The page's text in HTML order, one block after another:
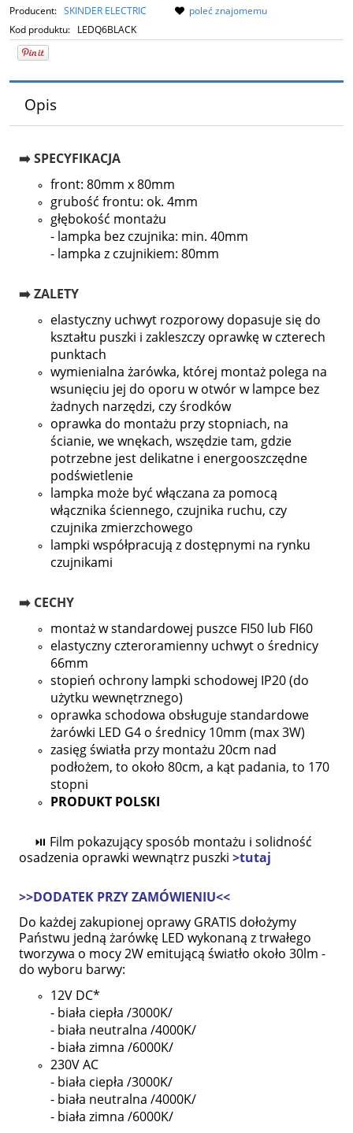
Producent: SKINDER ELECTRIC
Kod produktu: LEDQ6BLACK
poleć znajomemu
Opis
➡️ SPECYFIKACJA
front: 80mm x 80mm
grubość frontu: ok. 4mm
głębokość montażu
- lampka bez czujnika: min. 40mm
- lampka z czujnikiem: 80mm
➡️ ZALETY
elastyczny uchwyt rozporowy dopasuje się do
kształtu puszki i zakleszczy oprawkę w czterech
punktach
wymienialna żarówka, której montaż polega na
wsunięciu jej do oporu w otwór w lampce bez
żadnych narzędzi, czy środków
oprawka do montażu przy stopniach, na
ścianie, we wnękach, wszędzie tam, gdzie
potrzebne jest delikatne i energooszczędne
podświetlenie
lampka może być włączana za pomocą
włącznika ściennego, czujnika ruchu, czy
czujnika zmierzchowego
lampki współpracują z dostępnymi na rynku
czujnikami
➡️ CECHY
montaż w standardowej puszce FI50 lub FI60
elastyczny czteroramienny uchwyt o średnicy
66mm
stopień ochrony lampki schodowej IP20 (do
użytku wewnętrznego)
oprawka schodowa obsługuje standardowe
żarówki LED G4 o średnicy 10mm (max 3W)
zasięg światła przy montażu 20cm nad
podłożem, to około 80cm, a kąt padania, to 170
stopni
PRODUKT POLSKI
⏯ Film pokazujący sposób montażu i solidność
osadzenia oprawki wewnątrz puszki >tutaj
>>DODATEK PRZY ZAMÓWIENIU<<
Do każdej zakupionej oprawy GRATIS dołożymy
Państwu jedną żarówkę LED wykonaną z trwałego
tworzywa o mocy 2W emitującą światło około 30lm -
do wyboru barwy:
12V DC*
- biała ciepła /3000K/
- biała neutralna /4000K/
- biała zimna /6000K/
230V AC
- biała ciepła /3000K/
- biała neutralna /4000K/
- biała zimna /6000K/